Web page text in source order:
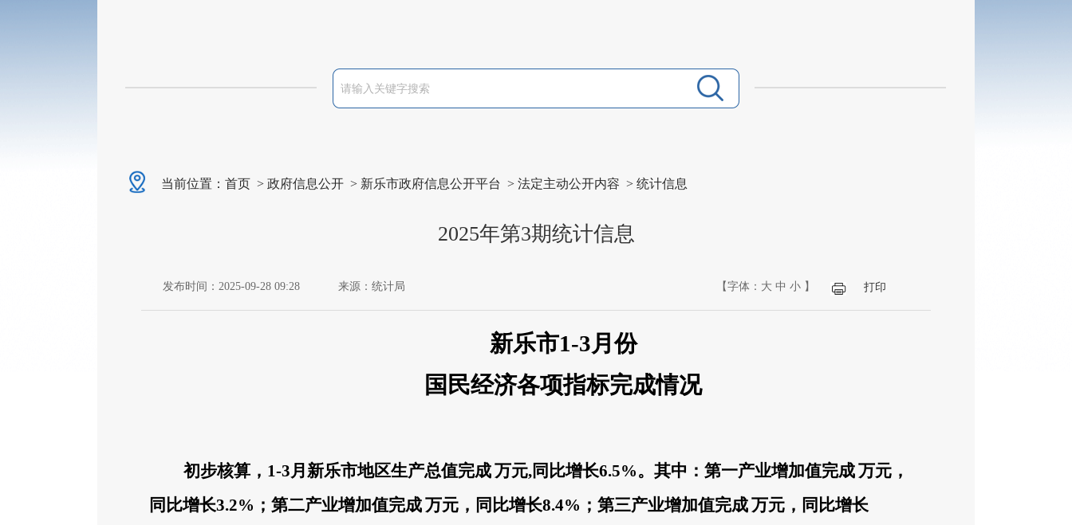
当前位置： 首页 > 政府信息公开 > 新乐市政府信息公开平台 > 法定主动公开内容 > 统计信息
2025年第3期统计信息
发布时间：2025-09-28 09:28 来源：统计局 【字体： 大 中 小 】 打印
新乐市1-3月份
国民经济各项指标完成情况
初步核算， 1-3月 新乐市地区生产总值完成万元,同比增长6.5%。其中： 第一产业增加值完成万元，
同比增长3.2% ；第二产业增加值完成万元，同比增长8.4% ；第三产业增加值完成万元，同比增长